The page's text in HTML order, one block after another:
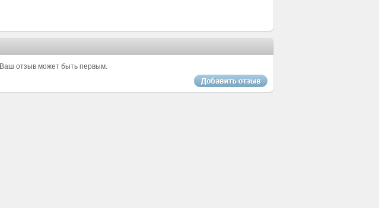
Ваш отзыв может быть первым.